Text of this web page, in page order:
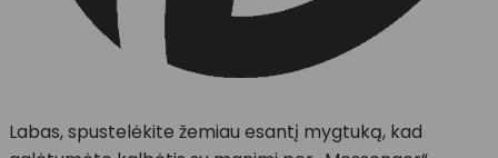
Labas, spustelėkite žemiau esantį mygtuką, kad